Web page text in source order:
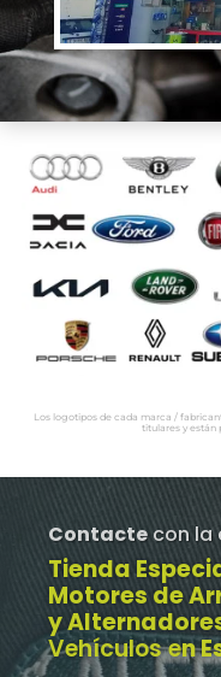
Los logotipos de cada marca /
titulares y están
Contacte con la
Tienda
Motores de
y
Vehículos en